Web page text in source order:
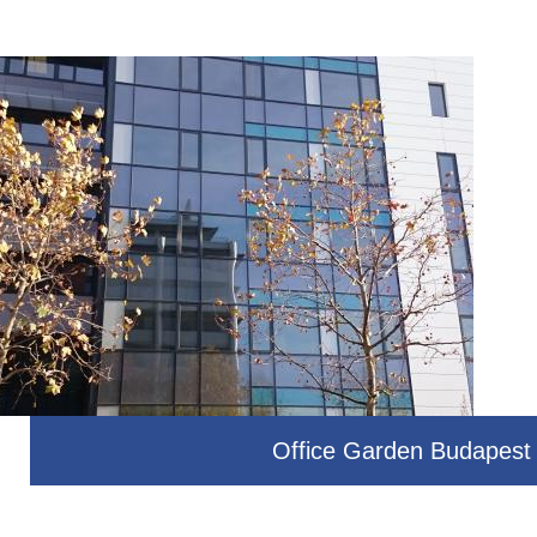
Office Garden Budapest